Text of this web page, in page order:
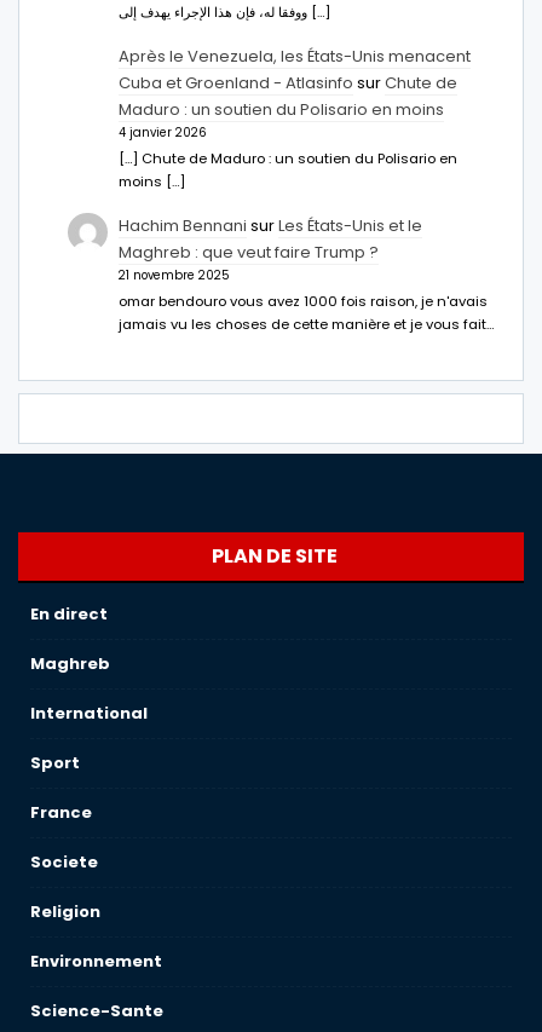
ووفقا له، فإن هذا الإجراء يهدف إلى […]
Après le Venezuela, les États-Unis menacent
Cuba et Groenland - Atlasinfo surChute de
Maduro : un soutien du Polisario en moins
4 janvier 2026
[…] Chute de Maduro : un soutien du Polisario en
moins […]
Hachim Bennani surLes États-Unis et le
Maghreb : que veut faire Trump ?
21 novembre 2025
omar bendouro vous avez 1000 fois raison, je n'avais
jamais vu les choses de cette manière et je vous fait…
PLAN DE SITE
En direct
Maghreb
International
Sport
France
Societe
Religion
Environnement
Science-Sante